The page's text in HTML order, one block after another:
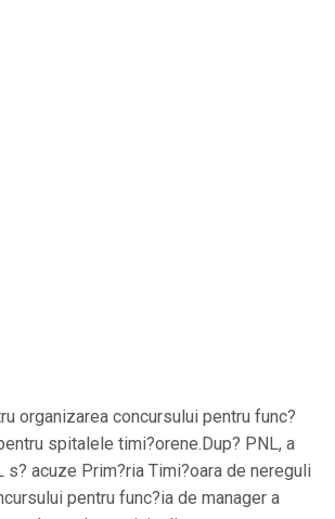
organizarea concursului pentru func?
spitalele timi?orene.Dup? PNL, a
s? acuze Prim?ria Timi?oara de nereguli
pentru func?ia de manager a